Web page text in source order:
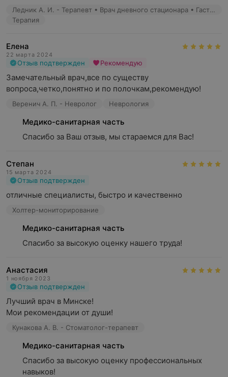
Ледник А. И. - Терапевт • Врач дневного стационара • Гастроэнтеролог
Терапия
Елена
22 марта 2024
Отзыв подтвержден Рекомендую
Замечательный врач,все по существу
вопроса,четко,понятно и по полочкам,рекомендую!
Веренич А. П. - Невролог Неврология
Медико-санитарная часть
Спасибо за Ваш отзыв, мы стараемся для Вас!
Степан
15 марта 2024
Отзыв подтвержден
отличные специалисты, быстро и качественно
Холтер-мониторирование
Медико-санитарная часть
Спасибо за высокую оценку нашего труда!
Анастасия
1 ноября 2023
Отзыв подтвержден
Лучший врач в Минске!
Мои рекомендации от души!
Кунакова А. В. - Стоматолог-терапевт
Медико-санитарная часть
Спасибо за высокую оценку профессиональных
навыков!